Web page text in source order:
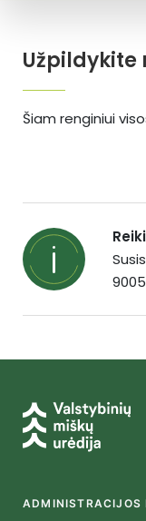
Šiam renginiui
ADMINISTRACIJOS